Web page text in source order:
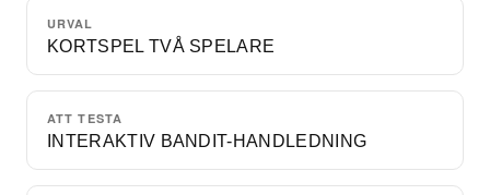
URVAL
KORTSPEL TVÅ SPELARE
ATT TESTA
INTERAKTIV BANDIT-HANDLEDNING